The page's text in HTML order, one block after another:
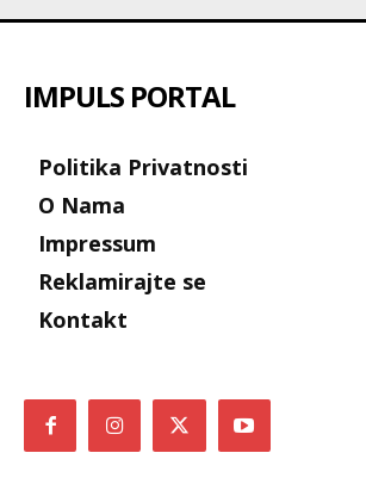
IMPULS PORTAL
Politika Privatnosti
O Nama
Impressum
Reklamirajte se
Kontakt